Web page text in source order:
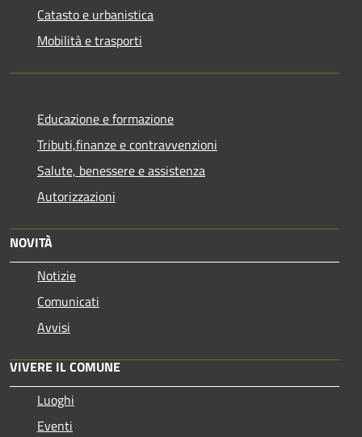
Catasto e urbanistica
Mobilità e trasporti
Educazione e formazione
Tributi,finanze e contravvenzioni
Salute, benessere e assistenza
Autorizzazioni
NOVITÀ
Notizie
Comunicati
Avvisi
VIVERE IL COMUNE
Luoghi
Eventi